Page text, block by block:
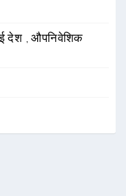
देश ,औपनिवेशिक